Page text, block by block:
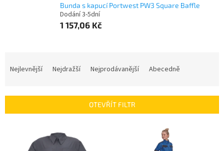
Bunda s kapucí Portwest PW3 Square Baffle
Dodání 3-5dní
1 157,06 Kč
í
Nejlevnější Nejdražší Nejprodávanější Abecedně
OTEVŘÍT FILTR